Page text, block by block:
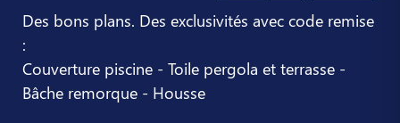
Des bons plans. Des exclusivités avec code remise
:
Couverture piscine - Toile pergola et terrasse -
Bâche remorque - Housse